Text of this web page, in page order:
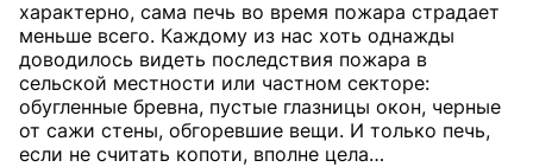
характерно, сама печь во время пожара страдает
меньше всего. Каждому из нас хоть однажды
доводилось видеть последствия пожара в
сельской местности или частном секторе:
обугленные бревна, пустые глазницы окон, черные
от сажи стены, обгоревшие вещи. И только печь,
если не считать копоти, вполне цела…